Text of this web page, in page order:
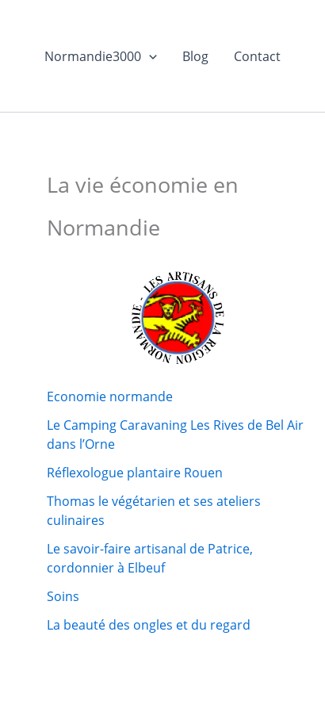
Normandie3000 Blog Contact
La vie économie en
Normandie
Economie normande
Le Camping Caravaning Les Rives de Bel Air
dans l’Orne
Réflexologue plantaire Rouen
Thomas le végétarien et ses ateliers
culinaires
Le savoir-faire artisanal de Patrice,
cordonnier à Elbeuf
Soins
La beauté des ongles et du regard